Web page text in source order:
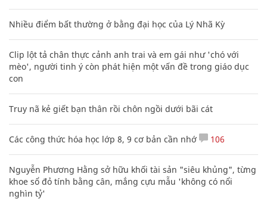
Nhiều điểm bất thường ở bằng đại học của Lý Nhã Kỳ
Clip lột tả chân thực cảnh anh trai và em gái như 'chó với
mèo', người tinh ý còn phát hiện một vấn đề trong giáo dục
con
Truy nã kẻ giết bạn thân rồi chôn ngồi dưới bãi cát
Các công thức hóa học lớp 8, 9 cơ bản cần nhớ 106
Nguyễn Phương Hằng sở hữu khối tài sản "siêu khủng", từng
khoe sổ đỏ tính bằng cân, mắng cựu mẫu 'không có nổi
nghìn tỷ'